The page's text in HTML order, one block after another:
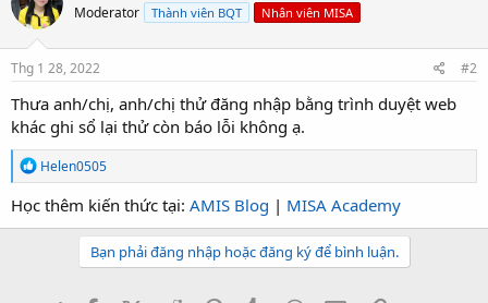
Moderator Thành viên BQT Nhân viên MISA
Thg 1 28, 2022 #2
Thưa anh/chị, anh/chị thử đăng nhập bằng trình duyệt web
khác ghi sổ lại thử còn báo lỗi không ạ.
R
e
a
c
t
Helen0505
Học thêm kiến thức tại: AMIS Blog | MISA Academy
Bạn phải đăng nhập hoặc đăng ký để bình luận.